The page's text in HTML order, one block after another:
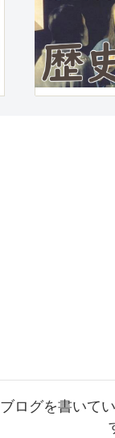
ブログを書いて